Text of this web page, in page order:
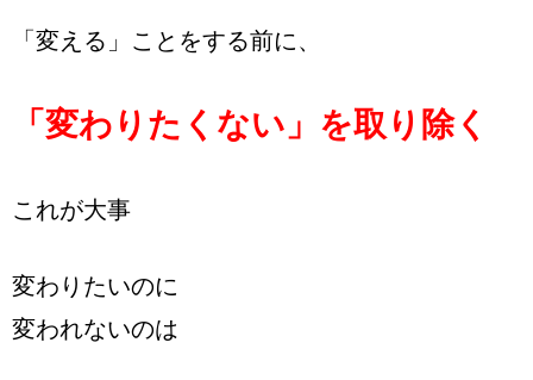
「変える」ことをする前に、
「変わりたくない」を取り除く
これが大事
変わりたいのに
変われないのは